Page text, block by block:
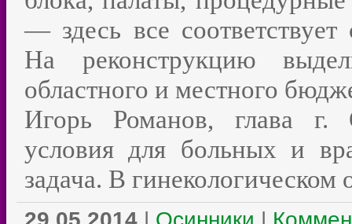
— здесь все
На реконструкцию
областного и местного
Игорь Романов, глава г.
условия для больных и
задача. В гинекологическом